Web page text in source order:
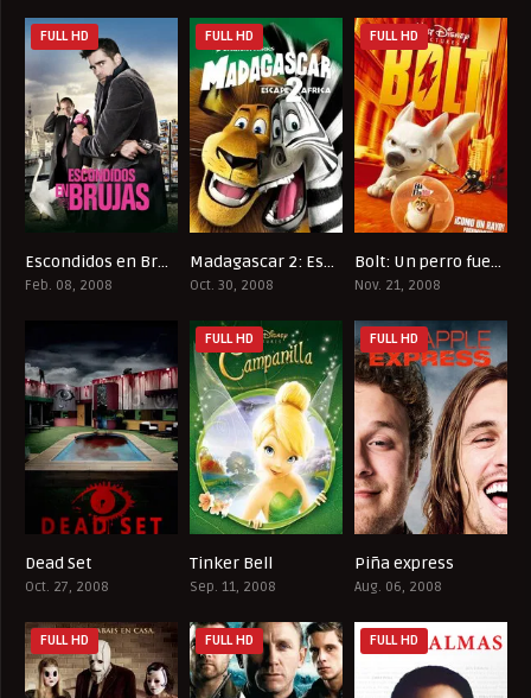
7.9
FULL HD
Escondidos en Brujas
Feb. 08, 2008
6.6
FULL HD
Madagascar 2: Escape de África
Oct. 30, 2008
6.8
FULL HD
Bolt: Un perro fuera de serie
Nov. 21, 2008
Dead Set
Oct. 27, 2008
FULL HD
Tinker Bell
Sep. 11, 2008
FULL HD
Piña express
Aug. 06, 2008
FULL HD FULL HD FULL HD